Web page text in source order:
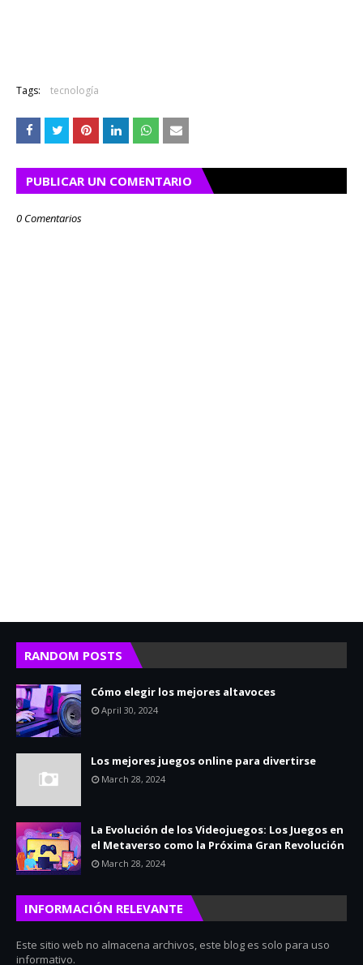
Tags: tecnología
PUBLICAR UN COMENTARIO
0 Comentarios
RANDOM POSTS
Cómo elegir los mejores altavoces
April 30, 2024
Los mejores juegos online para divertirse
March 28, 2024
La Evolución de los Videojuegos: Los Juegos en
el Metaverso como la Próxima Gran Revolución
March 28, 2024
INFORMACIÓN RELEVANTE
Este sitio web no almacena archivos, este blog es solo para uso
informativo.